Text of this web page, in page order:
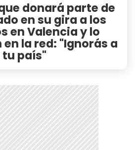
donará parte de
en su gira a los
en Valencia y lo
la red: "Ignorás a
tu país"